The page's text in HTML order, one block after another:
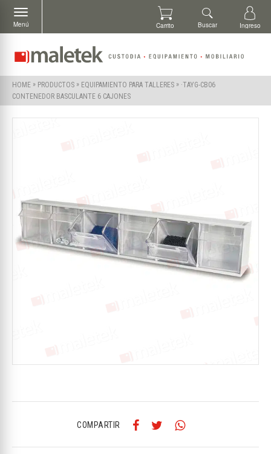
HOME » PRODUCTOS » EQUIPAMIENTO PARA TALLERES » ·TAYG-CB06
CONTENEDOR BASCULANTE 6 CAJONES
COMPARTIR
Menú Carrito Buscar Ingreso